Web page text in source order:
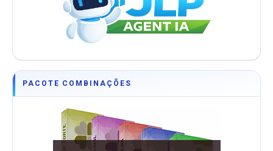
PACOTE COMBINAÇÕES